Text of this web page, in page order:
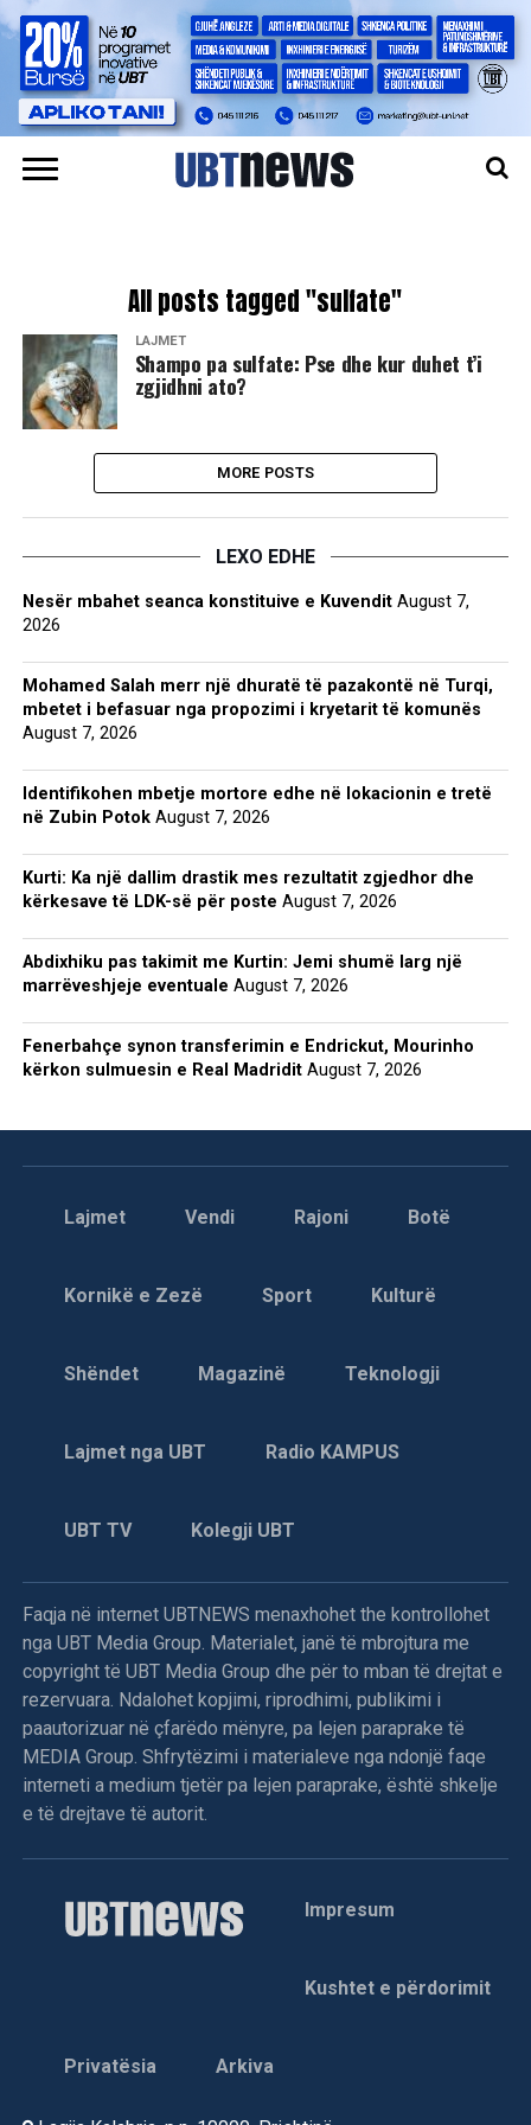
All posts tagged "sulfate"
LAJMET
Shampo pa sulfate: Pse dhe kur duhet t’i
zgjidhni ato?
MORE POSTS
LEXO EDHE
Nesër mbahet seanca konstituive e Kuvendit August 7,
2026
Mohamed Salah merr një dhuratë të pazakontë në Turqi,
mbetet i befasuar nga propozimi i kryetarit të komunës
August 7, 2026
Identifikohen mbetje mortore edhe në lokacionin e tretë
në Zubin Potok August 7, 2026
Kurti: Ka një dallim drastik mes rezultatit zgjedhor dhe
kërkesave të LDK-së për poste August 7, 2026
Abdixhiku pas takimit me Kurtin: Jemi shumë larg një
marrëveshjeje eventuale August 7, 2026
Fenerbahçe synon transferimin e Endrickut, Mourinho
kërkon sulmuesin e Real Madridit August 7, 2026
Lajmet Vendi Rajoni Botë
Kornikë e Zezë Sport Kulturë
Shëndet Magazinë Teknologji
Lajmet nga UBT Radio KAMPUS
UBT TV Kolegji UBT
Faqja në internet UBTNEWS menaxhohet the kontrollohet
nga UBT Media Group. Materialet, janë të mbrojtura me
copyright të UBT Media Group dhe për to mban të drejtat e
rezervuara. Ndalohet kopjimi, riprodhimi, publikimi i
paautorizuar në çfarëdo mënyre, pa lejen paraprake të
MEDIA Group. Shfrytëzimi i materialeve nga ndonjë faqe
interneti a medium tjetër pa lejen paraprake, është shkelje
e të drejtave të autorit.
Impresum
Kushtet e përdorimit
Privatësia Arkiva